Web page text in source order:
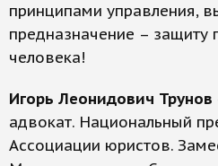
принципами управления,
предназначение – защиту
человека!
Игорь Леонидович Трунов
адвокат. Национальный
Ассоциации юристов.